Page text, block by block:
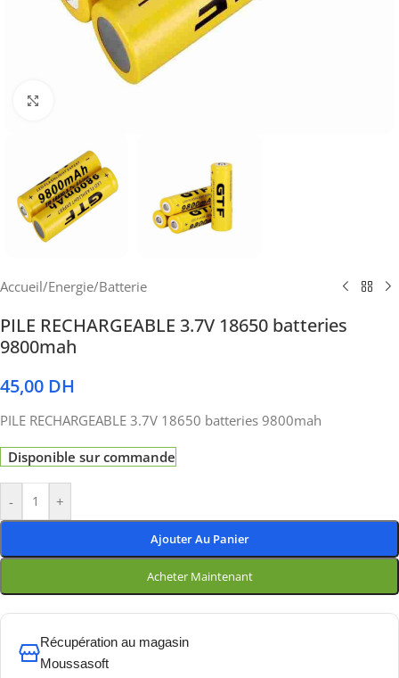
Accueil/Energie/Batterie
PILE RECHARGEABLE 3.7V 18650 batteries
9800mah
45,00 DH
PILE RECHARGEABLE 3.7V 18650 batteries 9800mah
Disponible sur commande
- +
Ajouter Au Panier
Acheter Maintenant
Récupération au magasin
Moussasoft